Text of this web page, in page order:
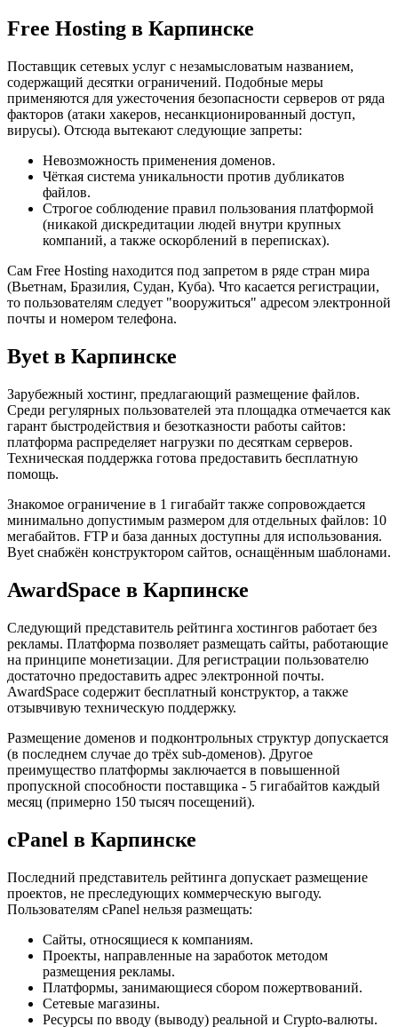
Free Hosting в Карпинске
Поставщик сетевых услуг с незамысловатым названием,
содержащий десятки ограничений. Подобные меры
применяются для ужесточения безопасности серверов от ряда
факторов (атаки хакеров, несанкционированный доступ,
вирусы). Отсюда вытекают следующие запреты:
Невозможность применения доменов.
Чёткая система уникальности против дубликатов
файлов.
Строгое соблюдение правил пользования платформой
(никакой дискредитации людей внутри крупных
компаний, а также оскорблений в переписках).
Сам Free Hosting находится под запретом в ряде стран мира
(Вьетнам, Бразилия, Судан, Куба). Что касается регистрации,
то пользователям следует "вооружиться" адресом электронной
почты и номером телефона.
Byet в Карпинске
Зарубежный хостинг, предлагающий размещение файлов.
Среди регулярных пользователей эта площадка отмечается как
гарант быстродействия и безотказности работы сайтов:
платформа распределяет нагрузки по десяткам серверов.
Техническая поддержка готова предоставить бесплатную
помощь.
Знакомое ограничение в 1 гигабайт также сопровождается
минимально допустимым размером для отдельных файлов: 10
мегабайтов. FTP и база данных доступны для использования.
Byet снабжён конструктором сайтов, оснащённым шаблонами.
AwardSpace в Карпинске
Следующий представитель рейтинга хостингов работает без
рекламы. Платформа позволяет размещать сайты, работающие
на принципе монетизации. Для регистрации пользователю
достаточно предоставить адрес электронной почты.
AwardSpace содержит бесплатный конструктор, а также
отзывчивую техническую поддержку.
Размещение доменов и подконтрольных структур допускается
(в последнем случае до трёх sub-доменов). Другое
преимущество платформы заключается в повышенной
пропускной способности поставщика - 5 гигабайтов каждый
месяц (примерно 150 тысяч посещений).
cPanel в Карпинске
Последний представитель рейтинга допускает размещение
проектов, не преследующих коммерческую выгоду.
Пользователям cPanel нельзя размещать:
Сайты, относящиеся к компаниям.
Проекты, направленные на заработок методом
размещения рекламы.
Платформы, занимающиеся сбором пожертвований.
Сетевые магазины.
Ресурсы по вводу (выводу) реальной и Crypto-валюты.